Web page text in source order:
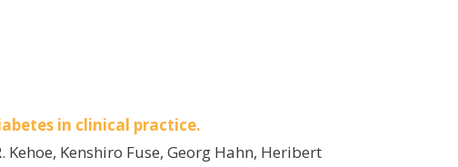
in clinical practice.
Kehoe, Kenshiro Fuse, Georg Hahn, Heribert